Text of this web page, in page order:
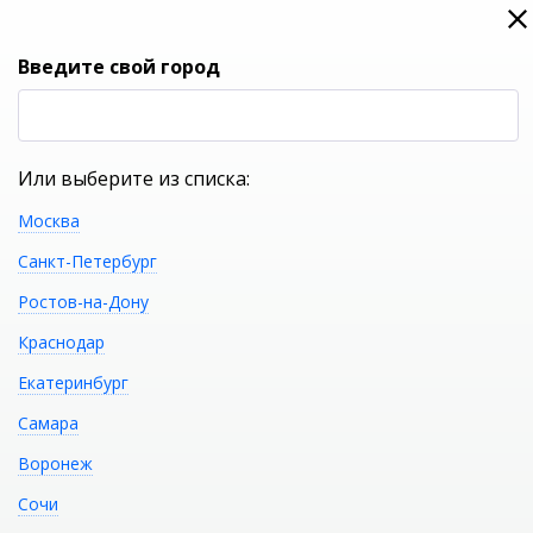
0
Акриловая ванна
VAGNERPLAST PLEJADA 150
Введите свой город
Или выберите из списка:
Москва
Санкт-Петербург
Ростов-на-Дону
Краснодар
Екатеринбург
Самара
Воронеж
Сочи